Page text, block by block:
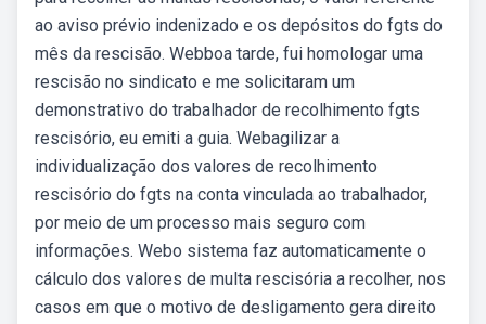
ao aviso prévio indenizado e os depósitos do fgts do
mês da rescisão. Webboa tarde, fui homologar uma
rescisão no sindicato e me solicitaram um
demonstrativo do trabalhador de recolhimento fgts
rescisório, eu emiti a guia. Webagilizar a
individualização dos valores de recolhimento
rescisório do fgts na conta vinculada ao trabalhador,
por meio de um processo mais seguro com
informações. Webo sistema faz automaticamente o
cálculo dos valores de multa rescisória a recolher, nos
casos em que o motivo de desligamento gera direito